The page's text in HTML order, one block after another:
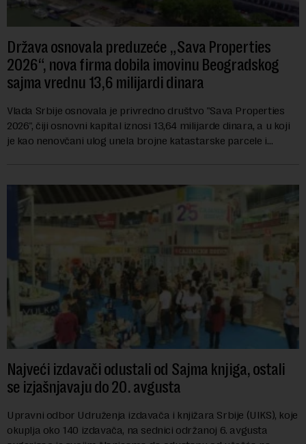
Država osnovala preduzeće „Sava Properties
2026“, nova firma dobila imovinu Beogradskog
sajma vrednu 13,6 milijardi dinara
Vlada Srbije osnovala je privredno društvo "Sava Properties
2026", čiji osnovni kapital iznosi 13,64 milijarde dinara, a u koji
je kao nenovčani ulog unela brojne katastarske parcele i
Najveći izdavači odustali od Sajma knjiga, ostali
se izjašnjavaju do 20. avgusta
Upravni odbor Udruženja izdavača i knjižara Srbije (UIKS), koje
okuplja oko 140 izdavača, na sednici održanoj 6. avgusta